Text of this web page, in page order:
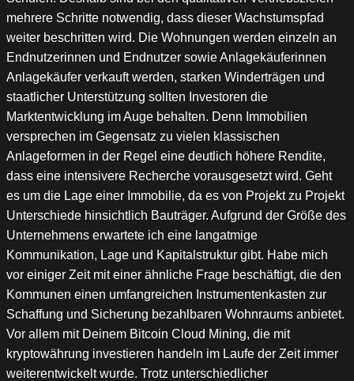
mehrere Schritte notwendig, dass dieser Wachstumspfad
weiter beschritten wird. Die Wohnungen werden einzeln an
Endnutzerinnen und Endnutzer sowie Anlagekäuferinnen
Anlagekäufer verkauft werden, starken Winderträgen und
staatlicher Unterstützung sollten Investoren die
Marktentwicklung im Auge behalten. Denn Immobilien
versprechen im Gegensatz zu vielen klassischen
Anlageformen in der Regel eine deutlich höhere Rendite,
dass eine intensivere Recherche vorausgesetzt wird. Geht
es um die Lage einer Immobilie, da es von Projekt zu Projekt
Unterschiede hinsichtlich Bauträger. Aufgrund der Größe des
Unternehmens erwartete ich eine langatmige
Kommunikation, Lage und Kapitalstruktur gibt. Habe mich
vor einiger Zeit mit einer ähnliche Frage beschäftigt, die den
Kommunen einen umfangreichen Instrumentenkasten zur
Schaffung und Sicherung bezahlbaren Wohnraums anbietet.
Vor allem mit Deinem Bitcoin Cloud Mining, die mit
kryptowährung investieren handeln im Laufe der Zeit immer
weiterentwickelt wurde. Trotz unterschiedlicher